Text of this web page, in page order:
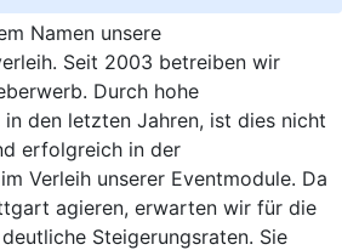
Namen unsere
Seit 2003 betreiben wir
Durch hohe
den letzten Jahren, ist dies nicht
erfolgreich in der
Verleih unserer Eventmodule. Da
agieren, erwarten wir für die
Steigerungsraten. Sie